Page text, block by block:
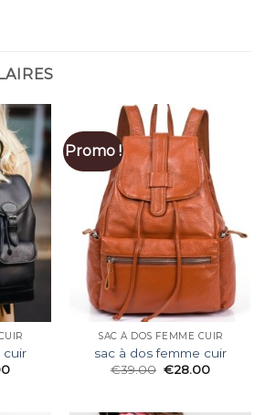
cuir
Promo !
SAC À DOS FEMME CUIR
sac à dos femme cuir
€39.00 €28.00